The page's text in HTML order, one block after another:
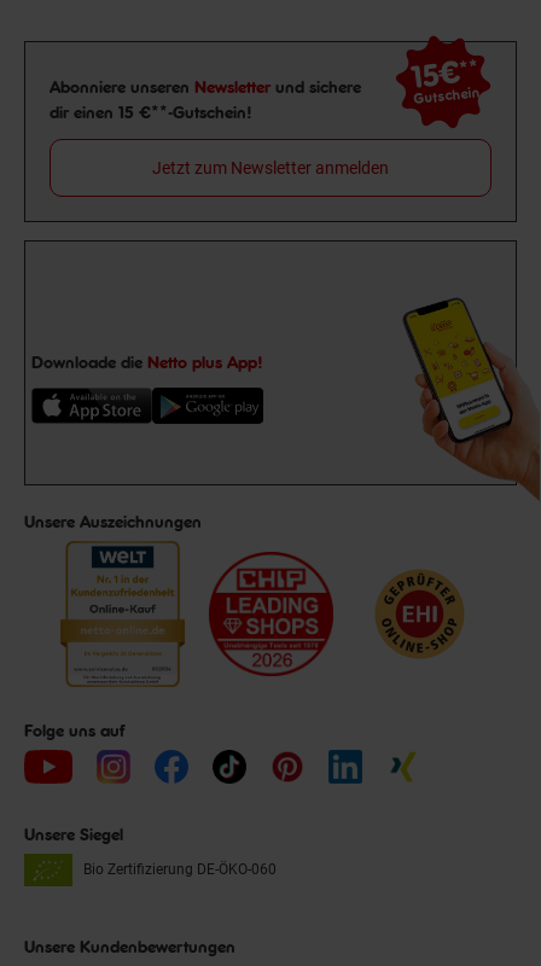
Newsletter Anmeldung
Abonniere unseren Newsletter und sichere
dir einen 15 €**-Gutschein!
15€**
Gutschein
Jetzt zum Newsletter anmelden
Downloade die Netto plus App!
Unsere Auszeichnungen
Folge uns auf
Unsere Siegel
Bio Zertifizierung DE-ÖKO-060
Unsere Kundenbewertungen